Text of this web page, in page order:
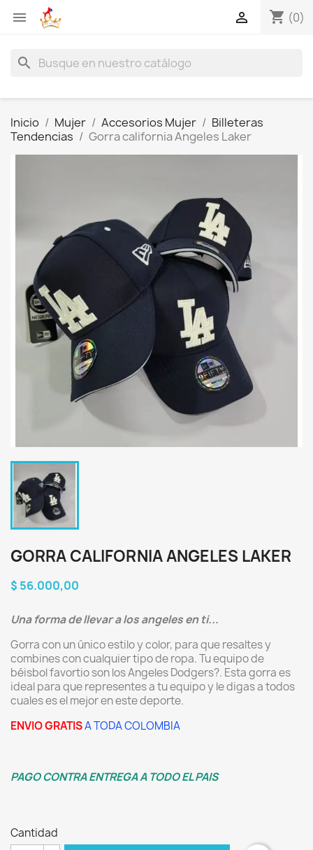
 shopping_cart (0)

search
Inicio Mujer Accesorios Mujer
Billeteras
Tendencias
Gorra california Angeles Laker
GORRA CALIFORNIA ANGELES LAKER
$ 56.000,00
Una forma de llevar a los angeles en ti...
Gorra con un único estilo y color, para que resaltes y
combines con cualquier tipo de ropa. Tu equipo de
béisbol favortio son los Angeles Dodgers?. Esta gorra es
ideal para que representes a tu equipo y le digas a todos
cuales es el mejor en este deporte.
ENVIO GRATISA TODA COLOMBIA
PAGO CONTRA ENTREGA A TODO EL PAIS
Cantidad